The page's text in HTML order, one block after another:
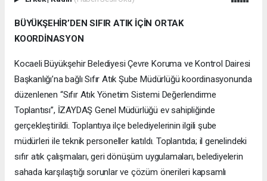
BÜYÜKŞEHİR’DEN SIFIR ATIK İÇİN ORTAK
KOORDİNASYON
Kocaeli Büyükşehir Belediyesi Çevre Koruma ve Kontrol Dairesi
Başkanlığı’na bağlı Sıfır Atık Şube Müdürlüğü koordinasyonunda
düzenlenen “Sıfır Atık Yönetim Sistemi Değerlendirme
Toplantısı”, İZAYDAŞ Genel Müdürlüğü ev sahipliğinde
gerçekleştirildi. Toplantıya ilçe belediyelerinin ilgili şube
müdürleri ile teknik personeller katıldı. Toplantıda; il genelindeki
sıfır atık çalışmaları, geri dönüşüm uygulamaları, belediyelerin
sahada karşılaştığı sorunlar ve çözüm önerileri kapsamlı